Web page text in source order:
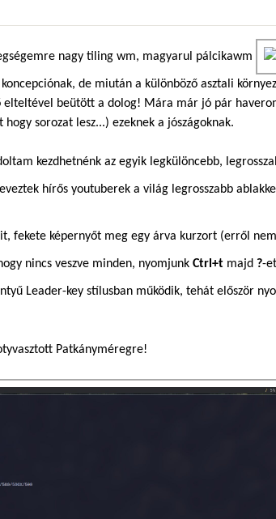
nagy tiling wm, magyarul pálcikawm
de miután a különböző asztali
elteltével beütött a dolog! Mára már jó pár
sorozat lesz...) ezeknek a jószágoknak.
kezdhetnénk az egyik legkülöncebb,
hírős youtuberek a világ legrosszabb
fekete képernyőt meg egy árva kurzort (erről
nincs veszve minden, nyomjunk Ctrl+t majd ?-
Leader-key stílusban működik, tehát először
Patkányméregre!